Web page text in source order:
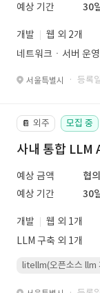
예상 기간
30
개발
웹 외 2개
네트워크ㆍ서버 운
서울특별시 · 등록
📔 외주 모집 중
사내 통합 LLM
예상 금액
협
예상 기간
30
개발
웹 외 1개
LLM 구축 외 1개
litellm(오픈소스 llm